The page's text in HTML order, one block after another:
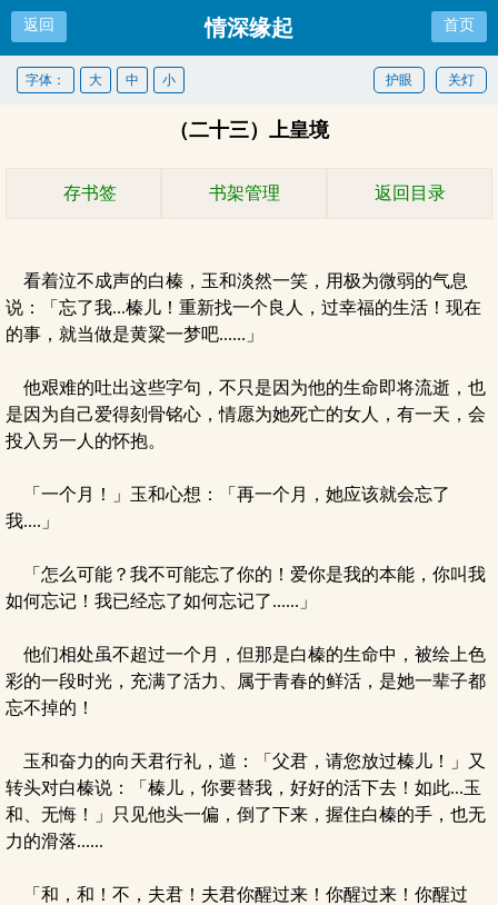
返回 情深缘起 首页
关灯
护眼
字体： 大 中 小
（二十三）上皇境
存书签 书架管理 返回目录
看着泣不成声的白榛，玉和淡然一笑，用极为微弱的气息
说：「忘了我...榛儿！重新找一个良人，过幸福的生活！现在
的事，就当做是黄粱一梦吧......」
他艰难的吐出这些字句，不只是因为他的生命即将流逝，也
是因为自己爱得刻骨铭心，情愿为她死亡的女人，有一天，会
投入另一人的怀抱。
「一个月！」玉和心想：「再一个月，她应该就会忘了
我....」
「怎么可能？我不可能忘了你的！爱你是我的本能，你叫我
如何忘记！我已经忘了如何忘记了......」
他们相处虽不超过一个月，但那是白榛的生命中，被绘上色
彩的一段时光，充满了活力、属于青春的鲜活，是她一辈子都
忘不掉的！
玉和奋力的向天君行礼，道：「父君，请您放过榛儿！」又
转头对白榛说：「榛儿，你要替我，好好的活下去！如此...玉
和、无悔！」只见他头一偏，倒了下来，握住白榛的手，也无
力的滑落......
「和，和！不，夫君！夫君你醒过来！你醒过来！你醒过